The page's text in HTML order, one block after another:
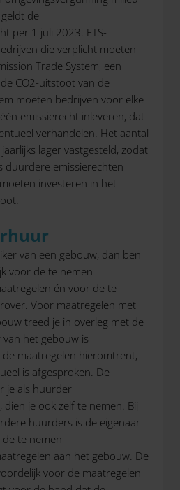
de
per 1 juli 2023. ETS-
die verplicht moeten
Trade System, een
CO2-uitstoot van de
moeten bedrijven voor elke
emissierecht inleveren, dat
verhandelen. Het aantal
lager vastgesteld, zodat
duurdere emissierechten
investeren in het
van een gebouw, dan ben
voor de te nemen
én voor de te
Voor maatregelen met
treed je in overleg met de
van het gebouw is
maatregelen hieromtrent,
is afgesproken. De
je als huurder
je ook zelf te nemen. Bij
huurders is de eigenaar
te nemen
aan het gebouw. De
voor de maatregelen